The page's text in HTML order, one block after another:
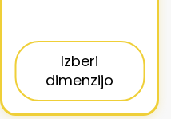
Izberi
dimenzijo